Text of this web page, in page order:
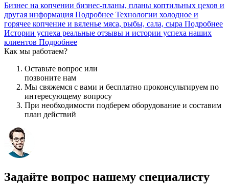
Бизнес на копчении бизнес-планы, планы коптильных цехов и
другая информация Подробнее Технологии холодное и
горячее копчение и вяленье мяса, рыбы, сала, сыра Подробнее
Истории успеха реальные отзывы и истории успеха наших
клиентов Подробнее
Как мы работаем?
Оставьте вопрос или
позвоните нам
Мы свяжемся с вами и бесплатно проконсультируем по
интересующему вопросу
При необходимости подберем оборудование и составим
план действий
Задайте вопрос нашему специалисту